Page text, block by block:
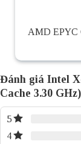
AMD EPYC
Đánh giá Intel
Cache 3.30 GHz)
5
4